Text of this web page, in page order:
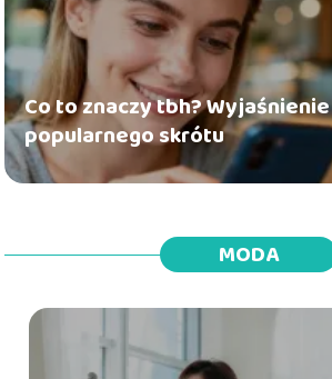
Co to znaczy tbh? Wyjaśnienie
popularnego skrótu
MODA